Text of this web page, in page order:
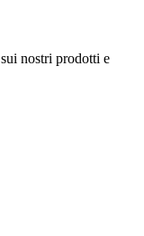
nostri prodotti e